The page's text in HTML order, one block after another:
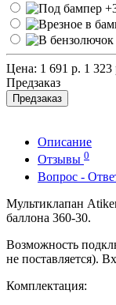
Цена: 1 691 р. 1 323
Предзаказ
Предзаказ
Описание
Отзывы 0
Вопрос -
Мультиклапан
баллона 360-30.
Возможность
не поставляется).
Комплектация: